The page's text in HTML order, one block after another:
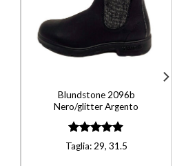
Blundstone 2096b
Nero/glitter Argento
Valutato
4.90
su 5
Taglia: 29, 31.5